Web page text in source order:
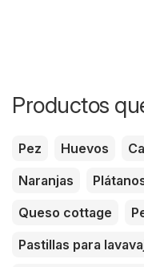
Productos
Pez Huevos
Naranjas
Queso cottage
Pastillas para